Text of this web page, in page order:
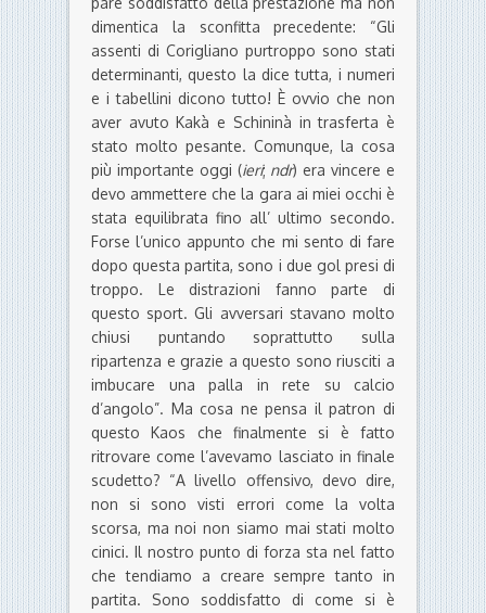
dimentica la sconfitta precedente: “Gli
assenti di Corigliano purtroppo sono stati
determinanti, questo la dice tutta, i numeri
e i tabellini dicono tutto! È ovvio che non
aver avuto Kakà e Schininà in trasferta è
stato molto pesante. Comunque, la cosa
più importante oggi (ieri; ndr) era vincere e
devo ammettere che la gara ai miei occhi è
stata equilibrata fino all’ ultimo secondo.
Forse l’unico appunto che mi sento di fare
dopo questa partita, sono i due gol presi di
troppo. Le distrazioni fanno parte di
questo sport. Gli avversari stavano molto
chiusi puntando soprattutto sulla
ripartenza e grazie a questo sono riusciti a
imbucare una palla in rete su calcio
d’angolo”. Ma cosa ne pensa il patron di
questo Kaos che finalmente si è fatto
ritrovare come l’avevamo lasciato in finale
scudetto? “A livello offensivo, devo dire,
non si sono visti errori come la volta
scorsa, ma noi non siamo mai stati molto
cinici. Il nostro punto di forza sta nel fatto
che tendiamo a creare sempre tanto in
partita. Sono soddisfatto di come si è